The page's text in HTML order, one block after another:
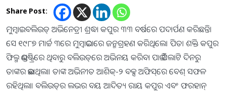
Share Post:
ମୁମ୍ବାଇ : ବଲିଉଡ୍‌ ଅଭିନେତ୍ରୀ ଶ୍ରଦ୍ଧା କପୁର ୩୩ ବର୍ଷରେ ପଦାର୍ପଣ କରିଛନ୍ତି।
ସେ ୧୯୮୭ ମାର୍ଚ୍ଚ ୩ରେ ମୁମ୍ବାଇଠାରେ ଜନ୍ମଗ୍ରହଣ କରିଥିଲେ। ପିତା ଶକ୍ତି କପୁର
ଫିଲ୍ମ ଇଣ୍ଡଷ୍ଟ୍ରିରେ ଥିବାରୁ ବଲିଉଡ୍‌ରେ ଅଭିନୟ କରିବା ପାଇଁ ପିଲାଟି ଦିନରୁ
ତାଙ୍କର ଇଛାଥିଲା। ତାଙ୍କ ଅଭିନୀତ ଆଶିକ୍‌-୨ ବକ୍ସ ଅଫିସ୍‌ରେ ବେଶ୍‌ ସଫଳ
ରହିଥିଲା। ବଲିଉଡ୍‌ର ଲଭର ବୟ ଆଦିତ୍ୟ ରାୟ କପୁର ଏବଂ ଫରହାନ୍‌